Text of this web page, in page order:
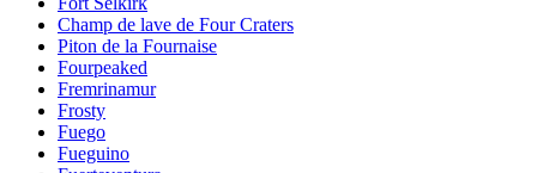
Champ de lave de Four Craters
Piton de la Fournaise
Fourpeaked
Fremrinamur
Frosty
Fuego
Fueguino